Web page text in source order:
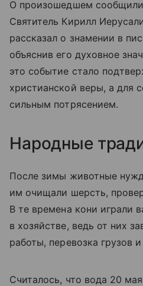
О произошедшем
Святитель Кирилл
рассказал о знамении в
объяснив его духовное
это событие стало
христианской веры, а для
сильным потрясением.
Народные
После зимы животные
им очищали шерсть,
В те времена кони играли
в хозяйстве, ведь от них
работы, перевозка грузов
Считалось, что вода 20